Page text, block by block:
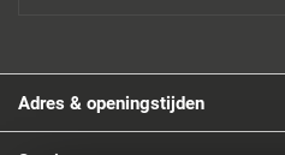
Adres & openingstijden